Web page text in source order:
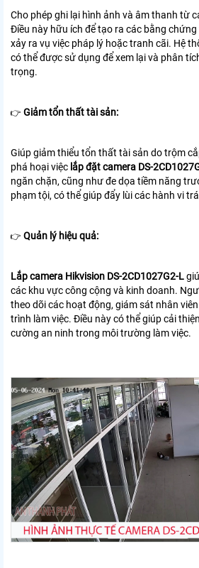
Cho phép ghi lại hình ảnh và âm thanh từ
Điều này hữu ích để tạo ra các bằng
xảy ra vụ việc pháp lý hoặc tranh cãi. Hệ
có thể được sử dụng để xem lại và phân
trọng.
👉 Giảm tổn thất tài sản:
Giúp giảm thiểu tổn thất tài sản do trộm
phá hoại việc lắp đặt camera DS-
ngăn chặn, cũng như đe dọa tiềm năng
phạm tội, có thể giúp đẩy lùi các hành vi
👉 Quản lý hiệu quả:
Lắp camera Hikvision DS-2CD1027G2-L
các khu vực công cộng và kinh doanh.
theo dõi các hoạt động, giám sát nhân
trình làm việc. Điều này có thể giúp cải
cường an ninh trong môi trường làm việc.